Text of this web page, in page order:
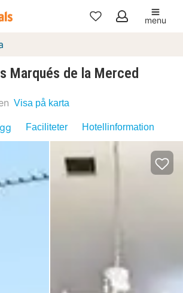
Mina
menu
Marqués de la Merced
Visa på karta
Faciliteter Hotellinformation